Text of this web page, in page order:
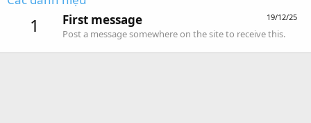
1 19/12/25
First message
Post a message somewhere on the site to receive this.